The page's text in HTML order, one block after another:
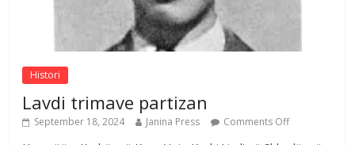
Nga poetja atdhetare Kumrie Shala -
BOLL MO
August 6, 2026 Comments Off
Histori
Lavdi trimave partizan
September 18, 2024 Janina Press Comments Off